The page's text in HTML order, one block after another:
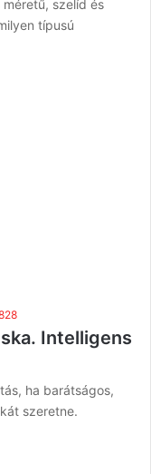
szelíd és
típusú
Intelligens
ha barátságos,
szeretne.